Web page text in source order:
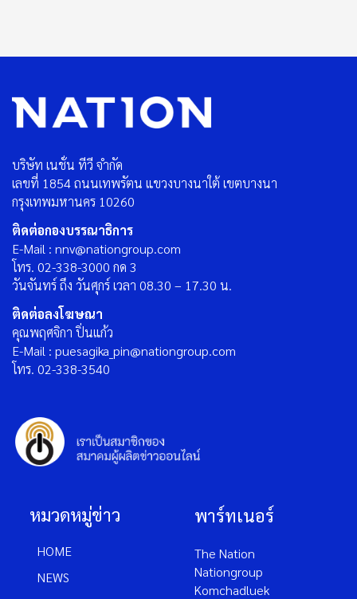
บริษัท เนชั่น ทีวี จำกัด
เลขที่ 1854 ถนนเทพรัตน แขวงบางนาใต้ เขตบางนา
กรุงเทพมหานคร 10260
ติดต่อกองบรรณาธิการ
E-Mail : nnv@nationgroup.com
โทร. 02-338-3000 กด 3
วันจันทร์ ถึง วันศุกร์ เวลา 08.30 – 17.30 น.
ติดต่อลงโฆษณา
คุณพฤศจิกา ปิ่นแก้ว
E-Mail : puesagika_pin@nationgroup.com
โทร. 02-338-3540
หมวดหมู่ข่าว
HOME
NEWS
พาร์ทเนอร์
The Nation
Nationgroup
Komchadluek